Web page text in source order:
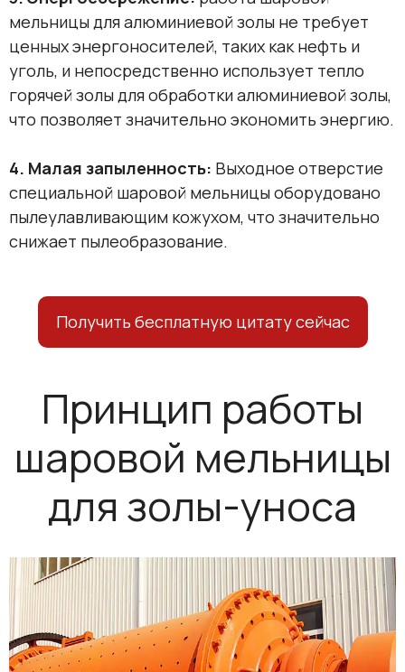
мельницы для алюминиевой золы не требует
ценных энергоносителей, таких как нефть и
уголь, и непосредственно использует тепло
горячей золы для обработки алюминиевой золы,
что позволяет значительно экономить энергию.
4. Малая запыленность: Выходное отверстие
специальной шаровой мельницы оборудовано
пылеулавливающим кожухом, что значительно
снижает пылеобразование.
Получить бесплатную цитату сейчас
Принцип работы
шаровой мельницы
для золы-уноса